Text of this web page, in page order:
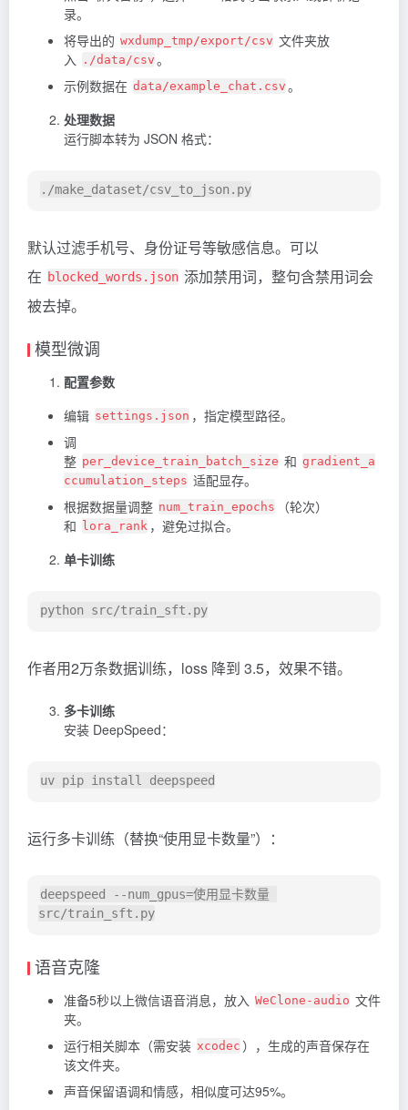
录。
将导出的 wxdump_tmp/export/csv 文件夹放
入
./data/csv 。
示例数据在 data/example_chat.csv 。
处理数据
运行脚本转为 JSON 格式：
默认过滤手机号、身份证号等敏感信息。可以
在 blocked_words.json 添加禁用词，整句含禁用词会
被去掉。
模型微调
配置参数
编辑 settings.json ，指定模型路径。
调
整 per_device_train_batch_size 和 gradient_a
ccumulation_steps 适配显存。
根据数据量调整 num_train_epochs
（轮次）
和
lora_rank ，避免过拟合。
单卡训练
作者用2万条数据训练，loss 降到 3.5，效果不错。
多卡训练
安装 DeepSpeed：
运行多卡训练（替换“使用显卡数量”）：
deepspeed --num_gpus=使用显卡数量
语音克隆
准备5秒以上微信语音消息，放入 WeClone-audio 文件
夹。
运行相关脚本（需安装 xcodec ），生成的声音保存在
该文件夹。
声音保留语调和情感，相似度可达95%。